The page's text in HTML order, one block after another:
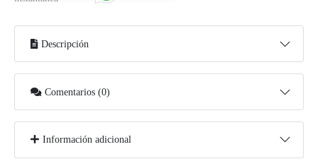
Descripción
Comentarios (0)
Información adicional